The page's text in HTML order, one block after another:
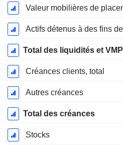
Total des liquidités et VMP
Créances clients, total
Autres créances
Total des créances
Stocks